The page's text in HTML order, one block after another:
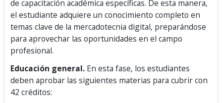
de capacitación académica específicas. De esta manera,
el estudiante adquiere un conocimiento completo en
temas clave de la mercadotecnia digital, preparándose
para aprovechar las oportunidades en el campo
profesional.
Educación general. En esta fase, los estudiantes
deben aprobar las siguientes materias para cubrir con
42 créditos: